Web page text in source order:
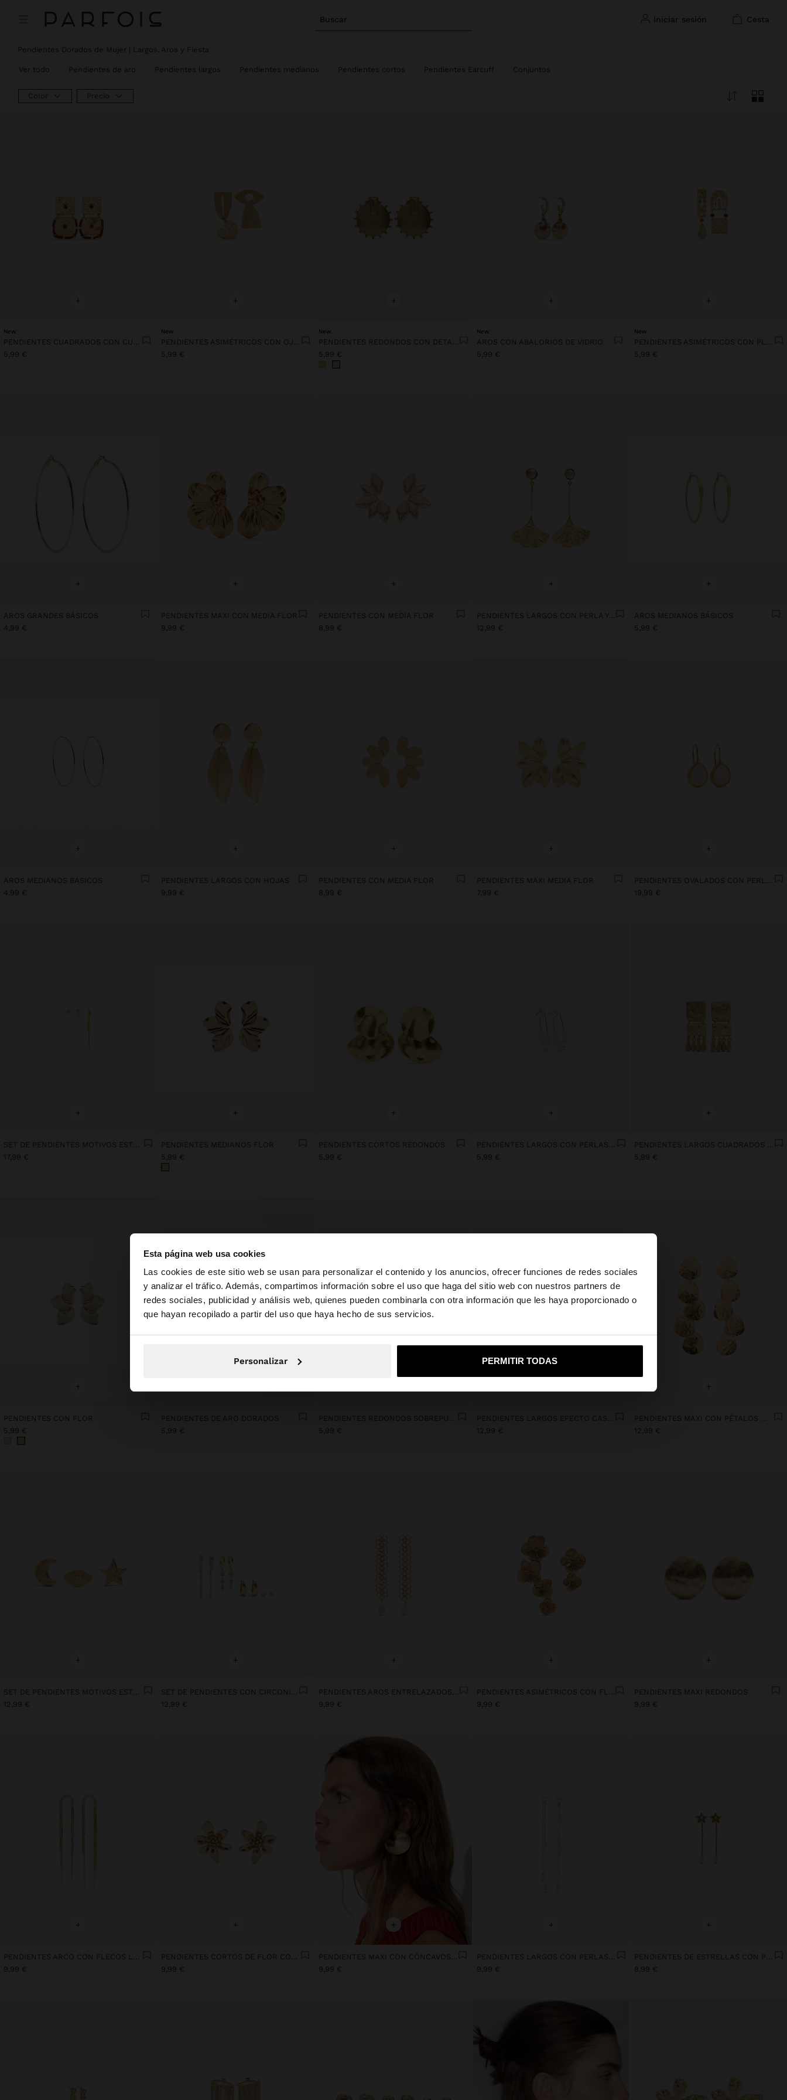
Esta página web usa cookies
Las cookies de este sitio web se usan para personalizar el contenido y los anuncios, ofrecer funciones de redes sociales
y analizar el tráfico. Además, compartimos información sobre el uso que haga del sitio web con nuestros partners de
redes sociales, publicidad y análisis web, quienes pueden combinarla con otra información que les haya proporcionado o
que hayan recopilado a partir del uso que haya hecho de sus servicios.
Personalizar PERMITIR TODAS
Buscar iniciar sesión cesta
hola ×
Estás accediendo a la web de España. ¿Quieres ir a la web de United States?
No, continuar en la web de España Sí, llévame a United States
Pendientes Dorados de Mujer | Largos, Aros y Fiesta
Ver todo Pendientes de aro Pendientes largos Pendientes medianos Pendientes cortos Pendientes Earcuff Conjuntos
Color Precio
+
New
PENDIENTES CUADRADOS CON CUENTAS
5,99 €
+
New
PENDIENTES ASIMÉTRICOS CON OJO Y CORAZÓN
5,99 €
+
New
PENDIENTES REDONDOS CON DETALLE DE ESFERAS
5,99 €
+
New
AROS CON ABALORIOS DE VIDRIO
5,99 €
+
New
PENDIENTES ASIMÉTRICOS CON PLACAS PERFORADAS
5,99 €
+
AROS GRANDES BÁSICOS
4,99 €
+
PENDIENTES MAXI CON MEDIA FLOR
9,99 €
+
PENDIENTES CON MEDIA FLOR
8,99 €
+
PENDIENTES LARGOS CON PERLA Y PÉTALO
12,99 €
+
AROS MEDIANOS BÁSICOS
5,99 €
+
AROS MEDIANOS BÁSICOS
4,99 €
+
PENDIENTES LARGOS CON HOJAS
9,99 €
+
PENDIENTES CON MEDIA FLOR
8,99 €
+
PENDIENTES MAXI MEDIA FLOR
7,99 €
+
19,99 €
+
17,99 €
+
PENDIENTES MEDIANOS FLOR
5,99 €
+
PENDIENTES CORTOS REDONDOS
5,99 €
+
5,99 €
+
5,99 €
+
PENDIENTES CON FLOR
5,99 €
PENDIENTES DE ARO DORADOS
5,99 €
PENDIENTES REDONDOS SOBREPUESTOS
5,99 €
PENDIENTES LARGOS EFECTO CASCADA
12,99 €
+
PENDIENTES MAXI CON PÉTALOS METÁLICOS
12,99 €
+
SET DE PENDIENTES MOTIVOS ESTELARES BAÑO DE ORO 18K
12,99 €
+
SET DE PENDIENTES CON CIRCONITAS
12,99 €
+
PENDIENTES AROS ENTRELAZADOS CON PERLAS DE AGUA DULCE
9,99 €
+
PENDIENTES ASIMÉTRICOS CON FLORES
9,99 €
+
PENDIENTES MAXI REDONDOS
9,99 €
+
9,99 €
+
9,99 €
+
9,99 €
+
9,99 €
+
8,99 €